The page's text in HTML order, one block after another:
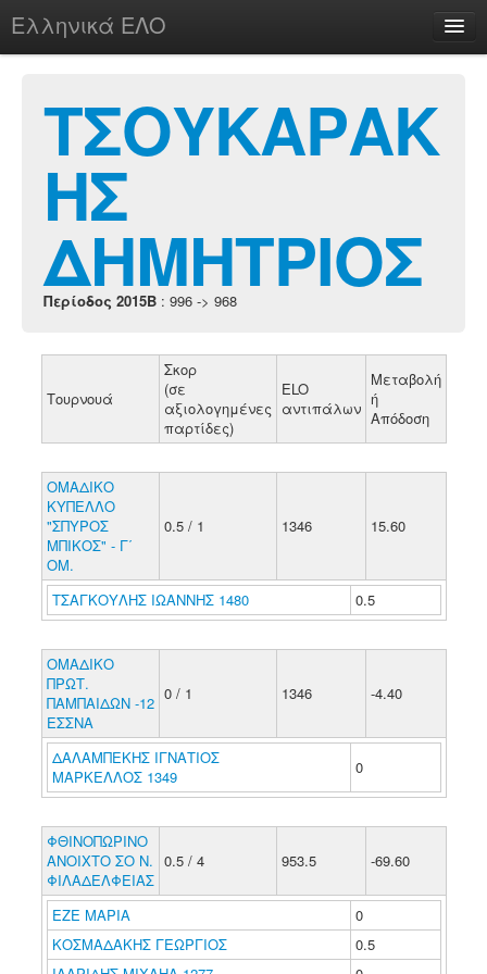
Ελληνικά ΕΛΟ
chesstu.be @ discord
Login
ΤΣΟΥΚΑΡΑΚ
ΗΣ
ΔΗΜΗΤΡΙΟΣ
Περίοδος 2015B : 996 -> 968
Τουρνουά
Σκορ
(σε
αξιολογημένες
παρτίδες)
ELO
αντιπάλων
Μεταβολή
ή
Απόδοση
ΟΜΑΔΙΚΟ
ΚΥΠΕΛΛΟ
"ΣΠΥΡΟΣ
ΜΠΙΚΟΣ" - Γ΄
ΟΜ.
0.5 / 1 1346 15.60
ΤΣΑΓΚΟΥΛΗΣ ΙΩΑΝΝΗΣ 1480 0.5
ΟΜΑΔΙΚΟ
ΠΡΩΤ.
ΠΑΜΠΑΙΔΩΝ -12
ΕΣΣΝΑ
0 / 1 1346 -4.40
ΔΑΛΑΜΠΕΚΗΣ ΙΓΝΑΤΙΟΣ
ΜΑΡΚΕΛΛΟΣ 1349
0
ΦΘΙΝΟΠΩΡΙΝΟ
ΑΝΟΙΧΤΟ ΣΟ Ν.
ΦΙΛΑΔΕΛΦΕΙΑΣ
0.5 / 4 953.5 -69.60
ΕΖΕ ΜΑΡΙΑ
0
ΚΟΣΜΑΔΑΚΗΣ ΓΕΩΡΓΙΟΣ
0.5